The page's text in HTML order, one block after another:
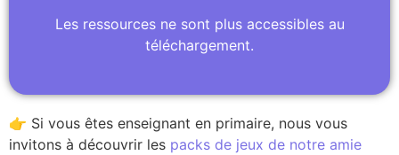
Les ressources ne sont plus accessibles au
téléchargement.
👉 Si vous êtes enseignant en primaire, nous vous
invitons à découvrir les packs de jeux de notre amie